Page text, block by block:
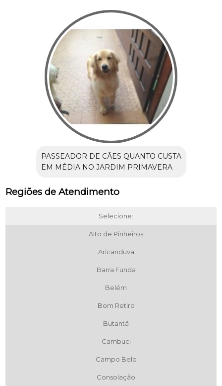
PASSEADOR DE CÃES QUANTO CUSTA
EM MÉDIA NO JARDIM PRIMAVERA
Regiões de Atendimento
Selecione:
Alto de Pinheiros
Aricanduva
Barra Funda
Belém
Bom Retiro
Butantã
Cambuci
Campo Belo
Consolação